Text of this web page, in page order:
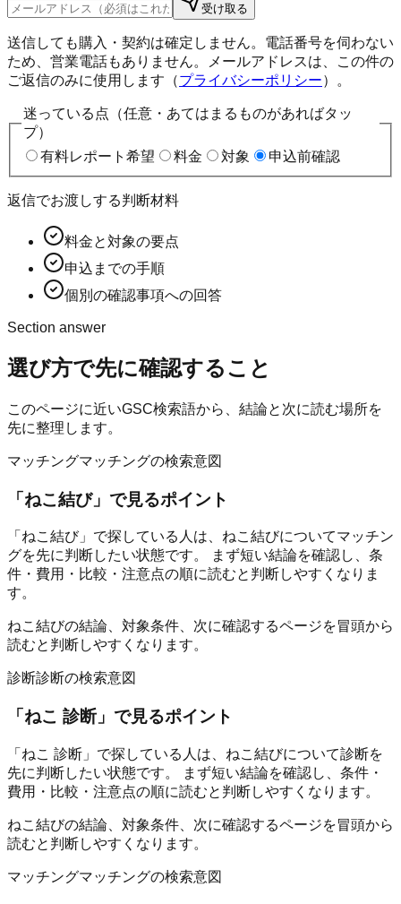
受け取る
送信しても購入・契約は確定しません。電話番号を伺わない
ため、営業電話もありません。メールアドレスは、この件の
ご返信のみに使用します（プライバシーポリシー）。
迷っている点（任意・あてはまるものがあればタッ
プ）
有料レポート希望
料金 対象 申込前確認
返信でお渡しする判断材料
料金と対象の要点
申込までの手順
個別の確認事項への回答
Section answer
選び方で先に確認すること
このページに近いGSC検索語から、結論と次に読む場所を
先に整理します。
マッチングマッチングの検索意図
「ねこ結び」で見るポイント
「ねこ結び」で探している人は、ねこ結びについてマッチン
グを先に判断したい状態です。 まず短い結論を確認し、条
件・費用・比較・注意点の順に読むと判断しやすくなりま
す。
ねこ結びの結論、対象条件、次に確認するページを冒頭から
読むと判断しやすくなります。
診断診断の検索意図
「 ねこ 診断」で見るポイント
「ねこ 診断」で探している人は、ねこ結びについて診断を
先に判断したい状態です。 まず短い結論を確認し、条件・
費用・比較・注意点の順に読むと判断しやすくなります。
ねこ結びの結論、対象条件、次に確認するページを冒頭から
読むと判断しやすくなります。
マッチングマッチングの検索意図